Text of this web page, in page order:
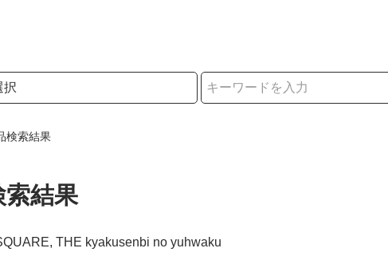
択
検索結果
結果
THE kyakusenbi no yuhwaku